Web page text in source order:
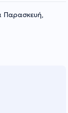
Παρασκευή,